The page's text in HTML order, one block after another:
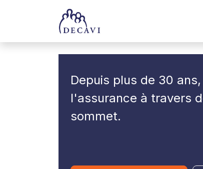
Depuis plus de 30
l'assurance à travers
sommet.